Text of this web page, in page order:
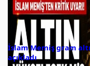
İslam Memiş gram
açıkladı